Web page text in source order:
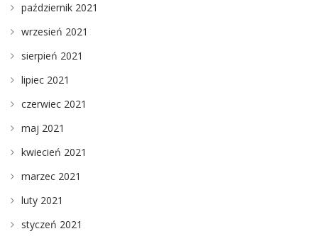
październik 2021
wrzesień 2021
sierpień 2021
lipiec 2021
czerwiec 2021
maj 2021
kwiecień 2021
marzec 2021
luty 2021
styczeń 2021